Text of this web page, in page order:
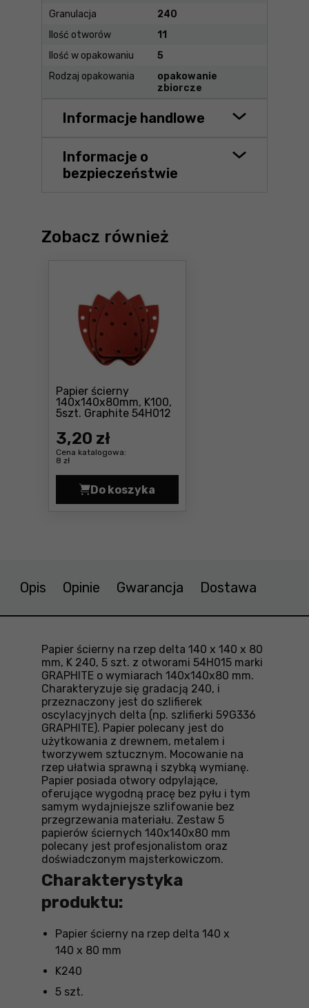
Granulacja
240
Ilość otworów
11
Ilość w opakowaniu
5
Rodzaj opakowania
opakowanie
zbiorcze
Informacje handlowe
Informacje o
bezpieczeństwie
Zobacz również
Papier ścierny
140x140x80mm, K100,
5szt. Graphite 54H012
3,20 zł
Cena katalogowa:
8 zł
Do koszyka
Papier ścierny 140x140x80mm,
Opis Opinie Gwarancja Dostawa
Papier ścierny na rzep delta 140 x 140 x 80
mm, K 240, 5 szt. z otworami 54H015 marki
GRAPHITE o wymiarach 140x140x80 mm.
Charakteryzuje się gradacją 240, i
przeznaczony jest do szlifierek
oscylacyjnych delta (np. szlifierki 59G336
GRAPHITE). Papier polecany jest do
użytkowania z drewnem, metalem i
tworzywem sztucznym. Mocowanie na
rzep ułatwia sprawną i szybką wymianę.
Papier posiada otwory odpylające,
oferujące wygodną pracę bez pyłu i tym
samym wydajniejsze szlifowanie bez
przegrzewania materiału. Zestaw 5
papierów ściernych 140x140x80 mm
polecany jest profesjonalistom oraz
doświadczonym majsterkowiczom.
Charakterystyka
produktu:
Papier ścierny na rzep delta 140 x
140 x 80 mm
K240
5 szt.